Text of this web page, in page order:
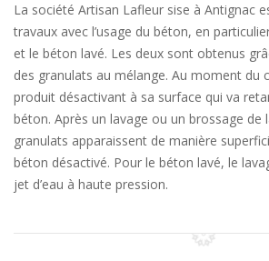
La société Artisan Lafleur sise à Antignac
travaux avec l’usage du béton, en
et le béton lavé. Les deux sont obtenus
des granulats au mélange. Au moment du
produit désactivant à sa surface qui va
béton. Après un lavage ou un brossage de
granulats apparaissent de manière
béton désactivé. Pour le béton lavé, le
jet d’eau à haute pression.